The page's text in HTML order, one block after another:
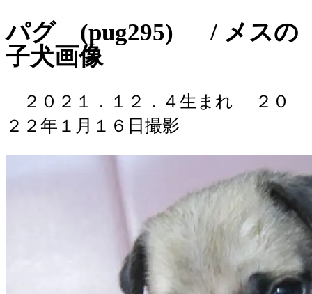
パグ (pug295) / メスの
子犬画像
２０２１．１２．４生まれ
２０
２２年１月１６日撮影